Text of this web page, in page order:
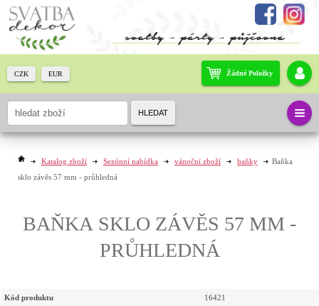
Katalog zboží Sezónní nabídka vánoční zboží baňky
Baňka
sklo závěs 57 mm - průhledná
BAŇKA SKLO ZÁVĚS 57 MM -
PRŮHLEDNÁ
Kód produktu 16421
Žádné Položky
CZK EUR
HLEDAT